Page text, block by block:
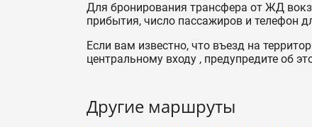
Для бронирования трансфера от ЖД
прибытия, число пассажиров и телефон
Если вам известно, что въезд на
центральному входу , предупредите об
Другие маршруты